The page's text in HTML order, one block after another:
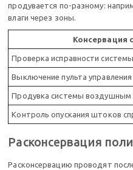
продувается по-разному:
влаги через зоны.
Консервация
Проверка исправности
Выключение пульта
Продувка системы воздушным
Контроль опускания штоков
Расконсервация
Расконсервацию проводят